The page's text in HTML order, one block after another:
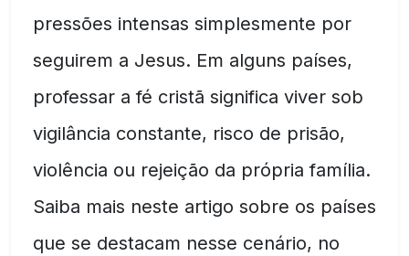
pressões intensas simplesmente por
seguirem a Jesus. Em alguns países,
professar a fé cristã significa viver sob
vigilância constante, risco de prisão,
violência ou rejeição da própria família.
Saiba mais neste artigo sobre os países
que se destacam nesse cenário, no